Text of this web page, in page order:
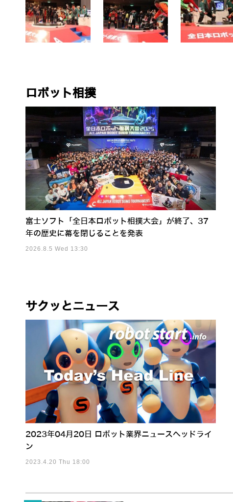
ロボット相撲
富士ソフト「全日本ロボット相撲大会」が終了、37
年の歴史に幕を閉じることを発表
2026.8.5 Wed 13:30
サクッとニュース
2023年04月20日 ロボット業界ニュースヘッドライ
ン
2023.4.20 Thu 18:00